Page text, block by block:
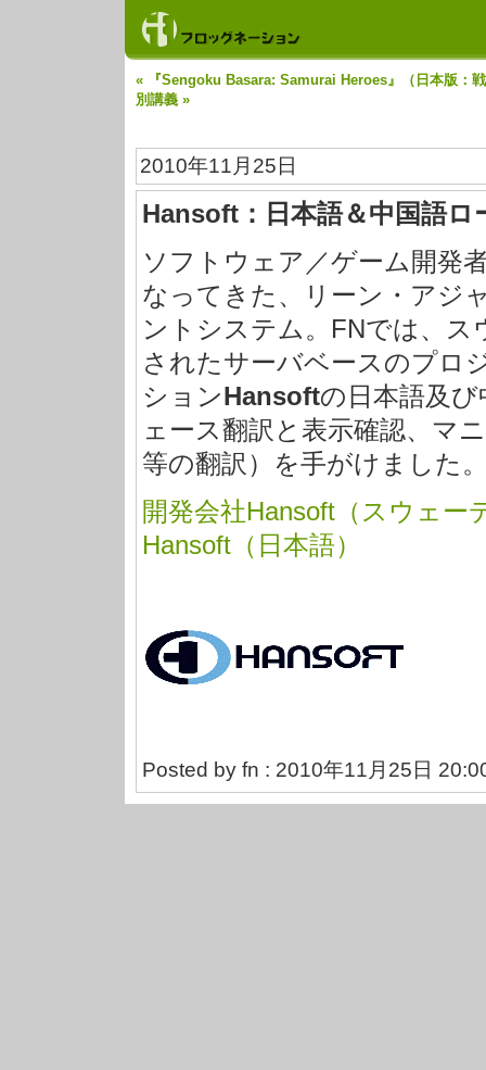
« 『Sengoku Basara: Samurai Heroes』（日本版：
別講義 »
2010年11月25日
Hansoft：日本語＆中国語ロ
ソフトウェア／ゲーム開発
なってきた、リーン・アジ
ントシステム。FNでは、
されたサーバベースのプロ
ションHansoftの日本語及
ェース翻訳と表示確認、マ
等の翻訳）を手がけました
開発会社Hansoft（スウェー
Hansoft（日本語）
Posted by fn : 2010年11月25日